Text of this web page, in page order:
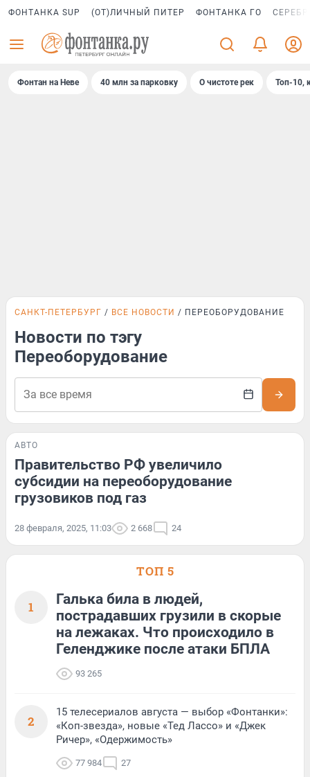
ФОНТАНКА SUP (ОТ)ЛИЧНЫЙ ПИТЕР ФОНТАНКА ГО
Фонтан на Неве 40 млн за парковку О чистоте рек Топ-10,
САНКТ-ПЕТЕРБУРГ ВСЕ НОВОСТИ ПЕРЕОБОРУДОВАНИЕ
Новости по тэгу
Переоборудование
АВТО
Правительство РФ увеличило
субсидии на переоборудование
грузовиков под газ
28 февраля, 2025, 11:03 2 668 24
ТОП 5
1
Галька била в людей,
пострадавших грузили в скорые
на лежаках. Что происходило в
Геленджике после атаки БПЛА
93 265
2
15 телесериалов августа — выбор «Фонтанки»:
«Коп-звезда», новые «Тед Лассо» и «Джек
Ричер», «Одержимость»
77 984 27